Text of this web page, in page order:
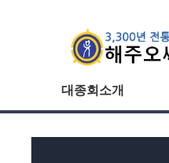
대종회소개